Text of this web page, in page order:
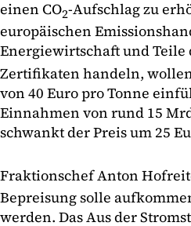
einen CO2-Aufschlag zu
europäischen
Energiewirtschaft und Teile
Zertifikaten handeln,
von 40 Euro pro Tonne
Einnahmen von rund 15
schwankt der Preis um 25
Fraktionschef Anton
Bepreisung solle
werden. Das Aus der